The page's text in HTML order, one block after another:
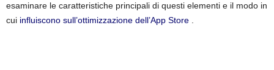
esaminare le caratteristiche principali di questi elementi e il modo in
cui influiscono sull’ottimizzazione dell’App Store .